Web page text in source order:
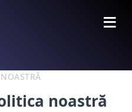
≡
noastră